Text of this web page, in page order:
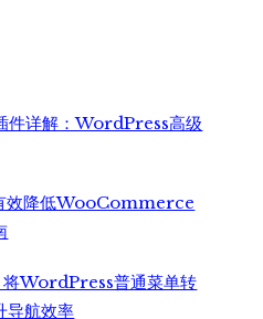
详解：WordPress高级
效降低WooCommerce
WordPress普通菜单转
导航效率